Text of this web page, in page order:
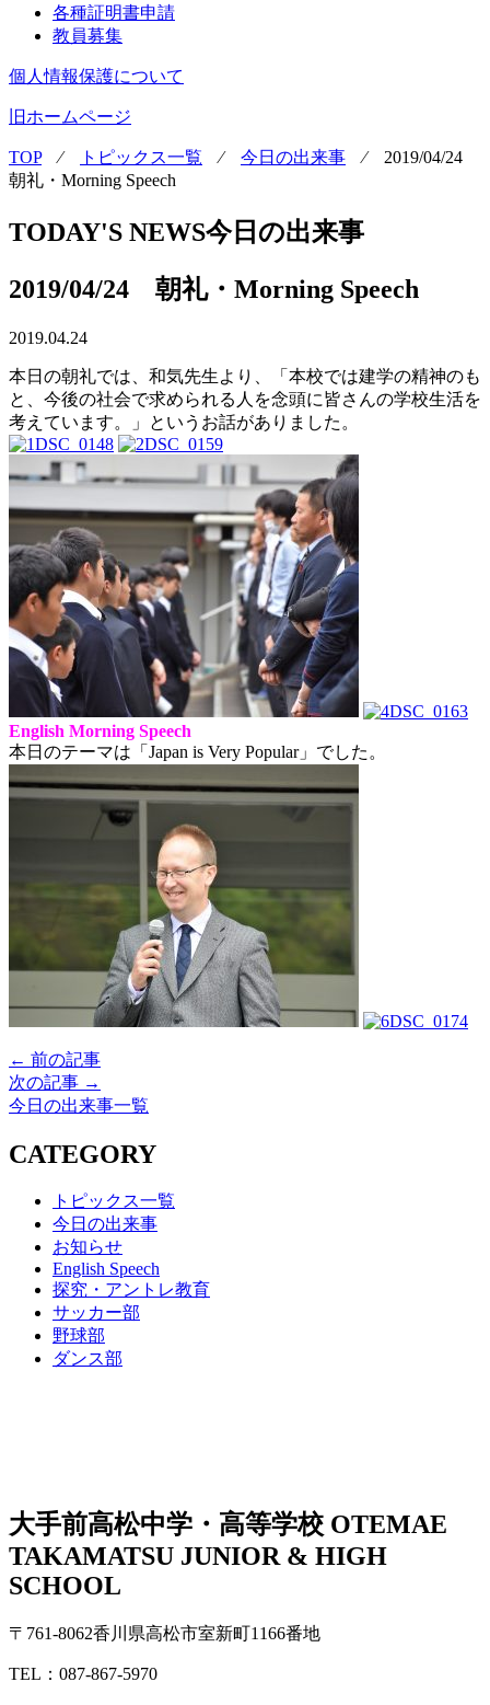
各種証明書申請
教員募集
個人情報保護について
旧ホームページ
TOP⁄ トピックス一覧 ⁄ 今日の出来事 ⁄ 2019/04/24
朝礼・Morning Speech
TODAY'S NEWS今日の出来事
2019/04/24 朝礼・Morning Speech
2019.04.24
本日の朝礼では、和気先生より、「本校では建学の精神のも
と、今後の社会で求められる人を念頭に皆さんの学校生活を
考えています。」というお話がありました。
English Morning Speech
本日のテーマは「Japan is Very Popular」でした。
← 前の記事
次の記事 →
今日の出来事一覧
CATEGORY
トピックス一覧
今日の出来事
お知らせ
English Speech
探究・アントレ教育
サッカー部
野球部
ダンス部
大手前高松中学・高等学校 OTEMAE
TAKAMATSU JUNIOR & HIGH
SCHOOL
〒761-8062香川県高松市室新町1166番地
TEL：087-867-5970